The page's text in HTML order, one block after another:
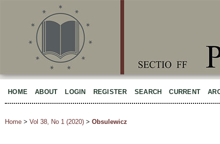
HOME ABOUT LOGIN REGISTER SEARCH CURRENT
Home > Vol 38, No 1 (2020) > Obsulewicz